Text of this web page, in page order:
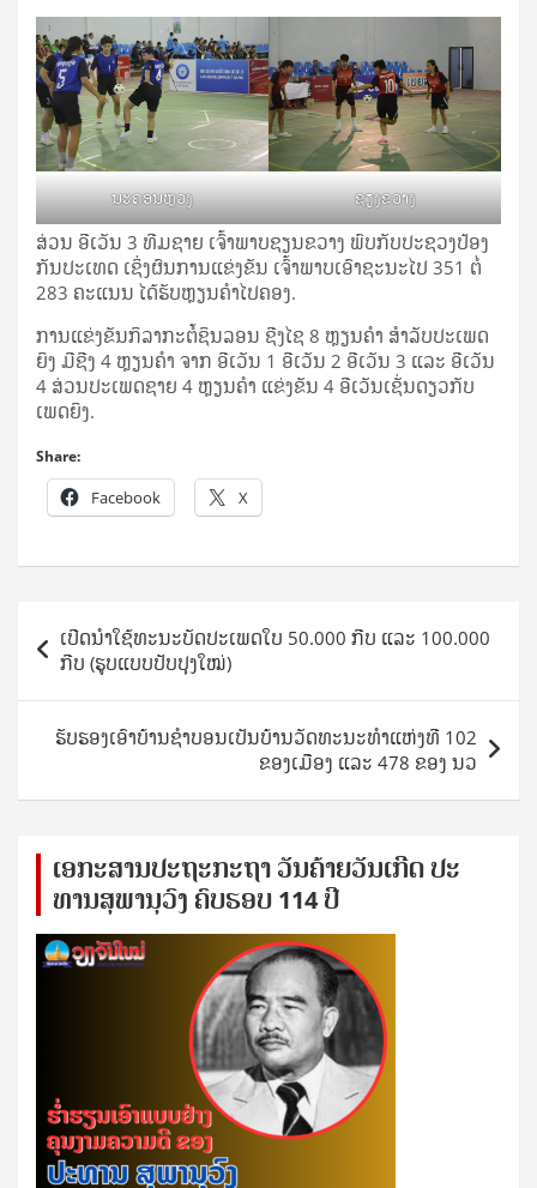
​ນະ​ຄອນຫຼວງ ຊຽງ​ຂວາງ
ສ່ວນ ອີ​ເວັນ 3 ທີມ​ຊາຍ ເຈົ້າ​ພາບ​ຊຽນ​ຂວາງ ພົບ​ກັບ​ປະ​ຊວງ​ປ້ອງ​
ກັນ​ປະ​ເທດ ເຊິ່ງ​ຜົນ​ການ​ແຂ່ງ​ຂັນ​ ເຈົ້າ​ພາບ​ເອົາ​ຊະ​ນະ​ໄປ 351 ຕໍ່
283 ຄະແນນ ໄດ້ຮັບຫຼຽນຄຳ​ໄປ​ຄອງ.
ການແຂ່ງຂັນກິລາກະຕໍ້ຊິນລອນ ຊີງໄຊ 8 ຫຼຽນຄຳ ສຳລັບປະເພດ
ຍິງ ມີຊີງ 4 ຫຼຽນຄຳ ຈາກ ອີເວັນ 1 ອີເວັນ 2 ອີເວັນ 3 ແລະ ອີເວັນ
4 ສ່ວນປະເພດຊາຍ 4 ຫຼຽນຄຳ ແຂ່ງ​ຂັນ 4 ອີ​ເວັນ​ເຊັ່ນ​ດຽວ​ກັບ​
ເພດ​ຍິງ.
Share:
Facebook X
Post
navigation
ເປີດນຳໃຊ້ທະນະບັດປະເພດໃບ 50.000 ກີບ ແລະ 100.000
ກີບ (ຮູບແບບປັບປຸງໃໝ່)
ຮັບຮອງເອົາບ້ານຊຳບອນເປັນບ້ານວັດທະນະທຳແຫ່ງທີ 102
ຂອງເມືອງ ແລະ 478 ຂອງ ນວ
ເອ​ກະ​ສານ​ປະ​ຖະ​ກະ​ຖ​າ ວັນ​ຄ້າຍ​ວັນ​ເກີດ ປ​ະ​
ທານ​ສຸ​ພາ​ນຸ​ວົງ ຄົບ​ຮອບ 114 ປີ